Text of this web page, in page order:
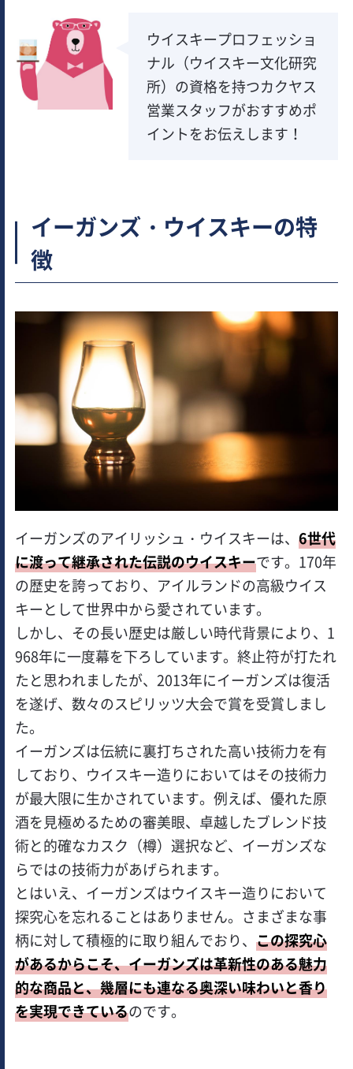
ウイスキープロフェッショ
ナル（ウイスキー文化研究
所）の資格を持つカクヤス
営業スタッフがおすすめポ
イントをお伝えします！
イーガンズ・ウイスキーの特
徴
イーガンズのアイリッシュ・ウイスキーは、6世代
に渡って継承された伝説のウイスキーです。170年
の歴史を誇っており、アイルランドの高級ウイス
キーとして世界中から愛されています。
しかし、その長い歴史は厳しい時代背景により、1
968年に一度幕を下ろしています。終止符が打たれ
たと思われましたが、2013年にイーガンズは復活
を遂げ、数々のスピリッツ大会で賞を受賞しまし
た。
イーガンズは伝統に裏打ちされた高い技術力を有
しており、ウイスキー造りにおいてはその技術力
が最大限に生かされています。例えば、優れた原
酒を見極めるための審美眼、卓越したブレンド技
術と的確なカスク（樽）選択など、イーガンズな
らではの技術力があげられます。
とはいえ、イーガンズはウイスキー造りにおいて
探究心を忘れることはありません。さまざまな事
柄に対して積極的に取り組んでおり、この探究心
があるからこそ、イーガンズは革新性のある魅力
的な商品と、幾層にも連なる奥深い味わいと香り
を実現できているのです。